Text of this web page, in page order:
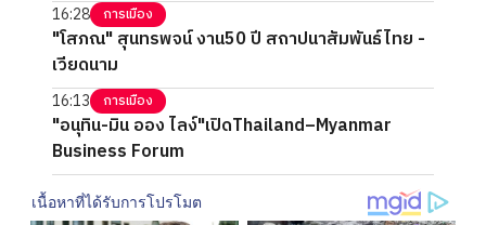
16:28 การเมือง
"โสภณ" สุนทรพจน์ งาน50 ปี สถาปนาสัมพันธ์ไทย -
เวียดนาม
16:13 การเมือง
"อนุทิน-มิน ออง ไลง์"เปิดThailand–Myanmar
Business Forum